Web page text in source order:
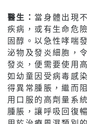
醫生： 當身體出現
疾病，或有生命危
固醇。以急性哮喘
泌物及發炎細胞，
發炎，便需要使用
如幼童因受病毒感
得異常腫脹，繼而
用口服的高劑量系
腫脹，讓呼吸回復